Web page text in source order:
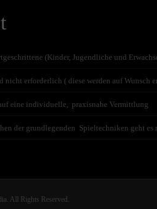
(Kinder, Jugendliche und
nicht erforderlich ( diese werden auf Wunsch
eine individuelle, praxisnahe Vermittlung
der grundlegenden Spieltechniken geht
All Rights Reserved.